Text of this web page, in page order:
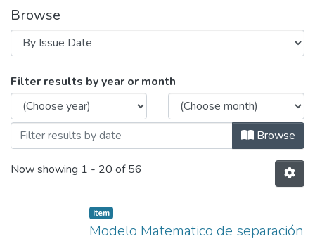
Browse
Browsing MAESTRÍA EN CIENCIAS DE
Filter results by year or month
Browse
Now showing 1 - 20 of 56
Item
Modelo Matematico de separación